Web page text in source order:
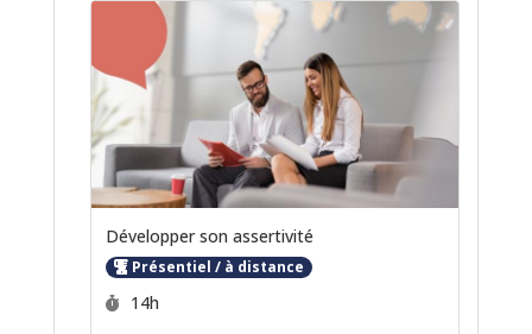
Développer son assertivité
Présentiel / à distance
Durée :
14h